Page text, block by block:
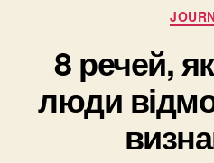
8 речей,
люди